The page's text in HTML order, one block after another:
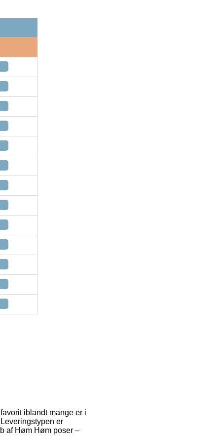
iblandt mange er i
er
af Høm Høm poser –